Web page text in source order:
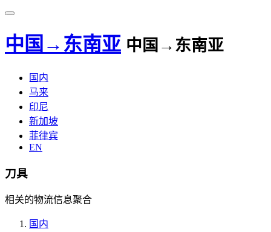
中国→东南亚 中国→东南亚
国内
马来
印尼
新加坡
菲律宾
EN
刀具
相关的物流信息聚合
国内